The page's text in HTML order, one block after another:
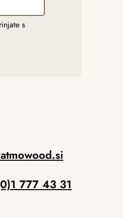
s
atmowood.si
777 43 31